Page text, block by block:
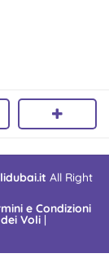
All Right
e Condizioni
Voli|